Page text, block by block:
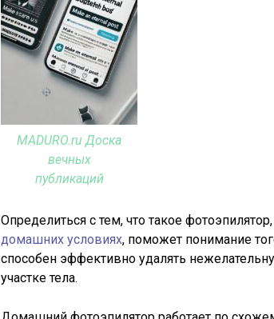
MADURO.ru Доска
вечных
публикаций
Определиться с тем, что такое
домашних условиях, поможет понимание
способен эффективно удалять
участке тела.